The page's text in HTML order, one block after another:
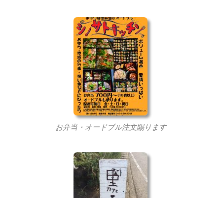
お弁当・オードブル注文賜ります